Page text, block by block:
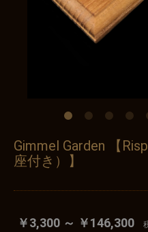
Gimmel Garden 【
座付き）】
￥3,300 ～ ￥146,300